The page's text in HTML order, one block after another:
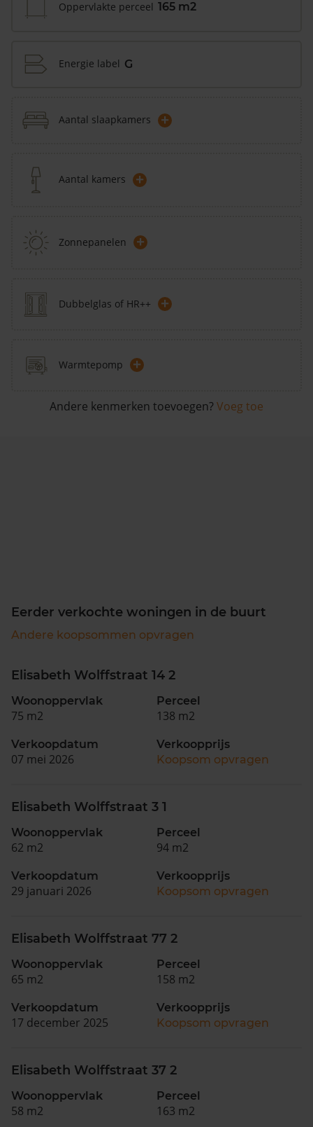
Oppervlakte perceel 165 m2
Energie label G
Aantal slaapkamers +
Aantal kamers +
Zonnepanelen +
Dubbelglas of HR++ +
Warmtepomp +
Andere kenmerken toevoegen? Voeg toe
Eerder verkochte woningen in de buurt
Andere koopsommen opvragen
Elisabeth Wolffstraat 14 2
Woonoppervlak
75 m2
Perceel
138 m2
Verkoopdatum
07 mei 2026
Verkoopprijs
Koopsom opvragen
Elisabeth Wolffstraat 3 1
Woonoppervlak
62 m2
Perceel
94 m2
Verkoopdatum
29 januari 2026
Verkoopprijs
Koopsom opvragen
Elisabeth Wolffstraat 77 2
Woonoppervlak
65 m2
Perceel
158 m2
Verkoopdatum
17 december 2025
Verkoopprijs
Koopsom opvragen
Elisabeth Wolffstraat 37 2
Woonoppervlak
58 m2
Perceel
163 m2